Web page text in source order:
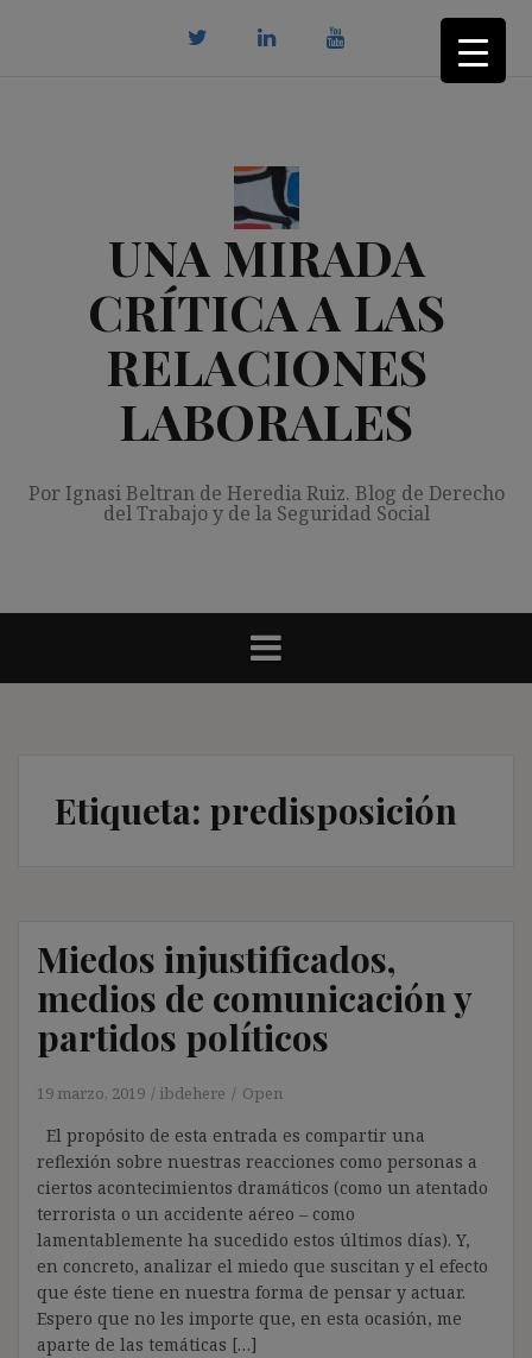
UNA MIRADA
CRÍTICA A LAS
RELACIONES
LABORALES
Por Ignasi Beltran de Heredia Ruiz. Blog de Derecho
del Trabajo y de la Seguridad Social
Etiqueta: predisposición
Miedos injustificados,
medios de comunicación y
partidos políticos
19 marzo, 2019 ibdehere Open
El propósito de esta entrada es compartir una
reflexión sobre nuestras reacciones como personas a
ciertos acontecimientos dramáticos (como un atentado
terrorista o un accidente aéreo – como
lamentablemente ha sucedido estos últimos días). Y,
en concreto, analizar el miedo que suscitan y el efecto
que éste tiene en nuestra forma de pensar y actuar.
Espero que no les importe que, en esta ocasión, me
aparte de las temáticas […]